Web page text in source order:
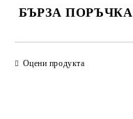
БЪРЗА ПОРЪЧКА
Оцени продукта